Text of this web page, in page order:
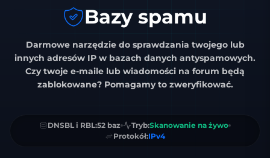
Bazy spamu
Darmowe narzędzie do sprawdzania twojego lub
innych adresów IP w bazach danych antyspamowych.
Czy twoje e-maile lub wiadomości na forum będą
zablokowane? Pomagamy to zweryfikować.
DNSBL i RBL:52 baz Tryb:Skanowanie na żywo
Protokół:IPv4